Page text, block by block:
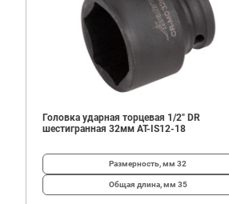
Головка ударная торцевая 1/2" DR
шестигранная 32мм AT-IS12-18
Размерность, мм 32
Общая длина, мм 35